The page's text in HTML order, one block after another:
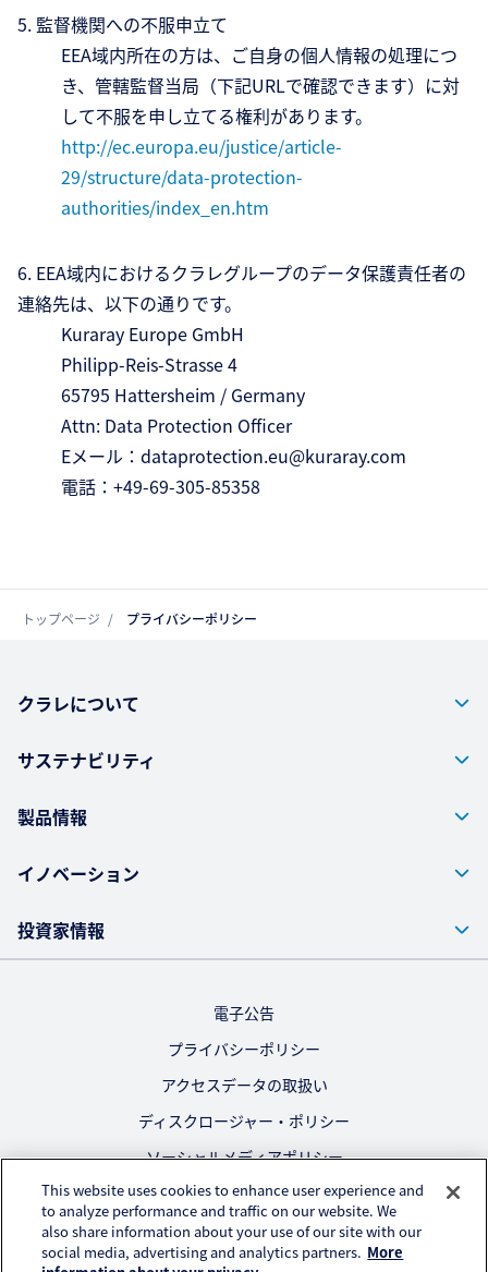
5. 監督機関への不服申立て
EEA域内所在の方は、ご自身の個人情報の処理につ
き、管轄監督当局（下記URLで確認できます）に対
して不服を申し立てる権利があります。
http://ec.europa.eu/justice/article-
29/structure/data-protection-
authorities/index_en.htm
6. EEA域内におけるクラレグループのデータ保護責任者の
連絡先は、以下の通りです。
Kuraray Europe GmbH
Philipp-Reis-Strasse 4
65795 Hattersheim / Germany
Attn: Data Protection Officer
Eメール：dataprotection.eu@kuraray.com
電話：+49-69-305-85358
トップページ プライバシーポリシー
クラレについて
サステナビリティ
製品情報
イノベーション
投資家情報
電子公告
プライバシーポリシー
アクセスデータの取扱い
ディスクロージャー・ポリシー
ソーシャルメディアポリシー
ご利用にあたって
公式SNS
This website uses cookies to enhance user experience and
to analyze performance and traffic on our website. We
also share information about your use of our site with our
social media, advertising and analytics partners. More